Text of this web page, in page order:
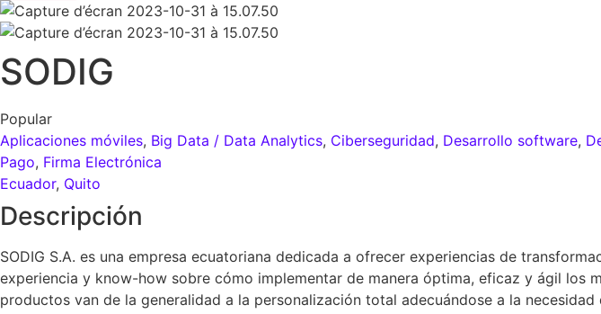
SODIG
Popular
Aplicaciones móviles, Big Data / Data Analytics, Ciberseguridad, Desarrollo software,
Pago, Firma Electrónica
Ecuador, Quito
Descripción
SODIG S.A. es una empresa ecuatoriana dedicada a ofrecer experiencias de
experiencia y know-how sobre cómo implementar de manera óptima, eficaz y ágil los
productos van de la generalidad a la personalización total adecuándose a la